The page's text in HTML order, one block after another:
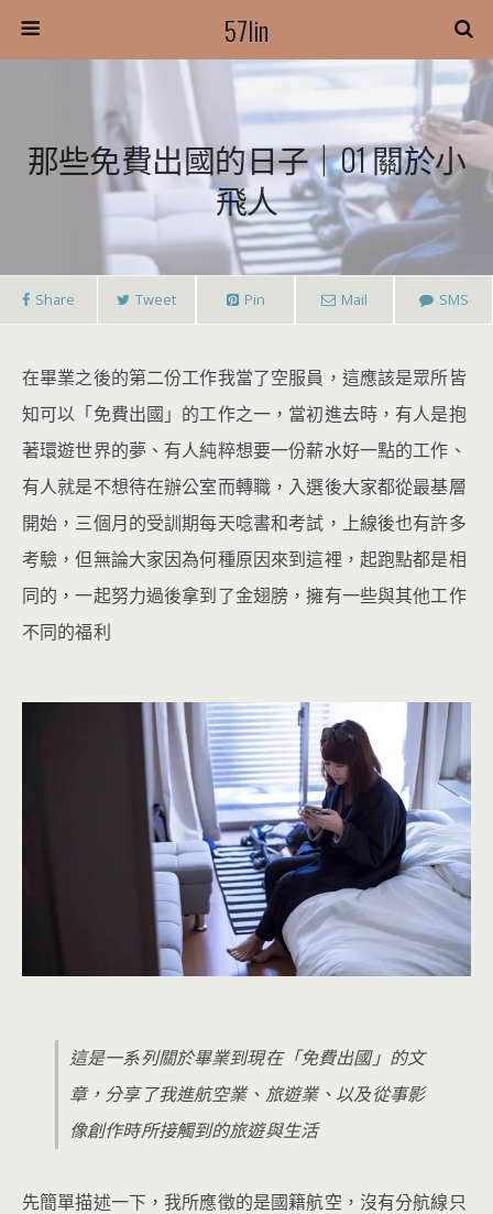
57lin
那些免費出國的日子｜01 關於小
飛人
Share Tweet Pin Mail SMS
在畢業之後的第二份工作我當了空服員，這應該是眾所皆
知可以「免費出國」的工作之一，當初進去時，有人是抱
著環遊世界的夢、有人純粹想要一份薪水好一點的工作、
有人就是不想待在辦公室而轉職，入選後大家都從最基層
開始，三個月的受訓期每天唸書和考試，上線後也有許多
考驗，但無論大家因為何種原因來到這裡，起跑點都是相
同的，一起努力過後拿到了金翅膀，擁有一些與其他工作
不同的福利
這是一系列關於畢業到現在「免費出國」的文
章，分享了我進航空業、旅遊業、以及從事影
像創作時所接觸到的旅遊與生活
先簡單描述一下，我所應徵的是國籍航空，沒有分航線只